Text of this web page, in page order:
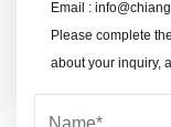
Email :
Please complete
about your inquiry,